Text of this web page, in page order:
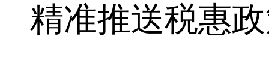
精准推送税惠